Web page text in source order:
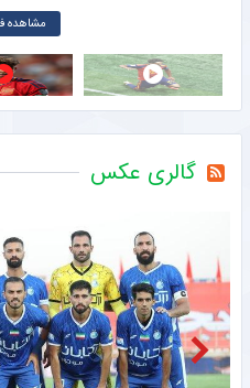
مشاهده
گالری عکس